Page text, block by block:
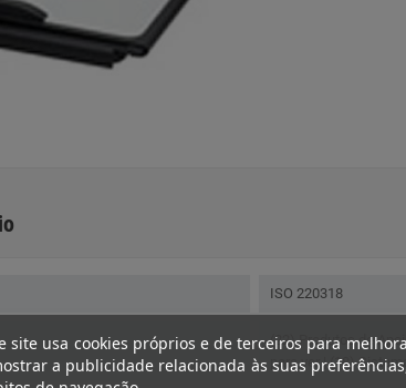
ISO 220318
(22) Produtos de
para ver | (18)
site usa cookies próprios e de terceiros para
a publicidade relacionada às suas